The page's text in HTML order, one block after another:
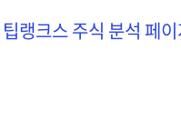
팁랭크스 주식 분석 페이